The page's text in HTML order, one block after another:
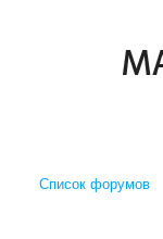
Список форумов